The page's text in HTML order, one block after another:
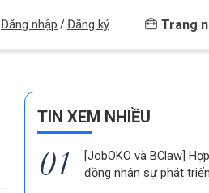
Đăng nhập /Đăng ký Trang
TIN XEM NHIỀU
[JobOKO và BClaw]
đồng nhân sự phát